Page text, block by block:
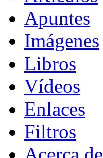
Apuntes
Imágenes
Libros
Vídeos
Enlaces
Filtros